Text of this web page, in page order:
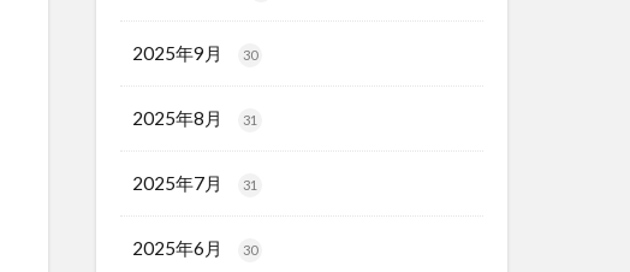
2025年9月 30
2025年8月 31
2025年7月 31
2025年6月 30